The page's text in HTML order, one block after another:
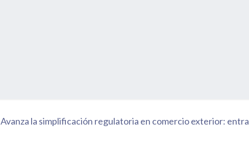
Avanza la simplificación regulatoria en comercio exterior: entra en operación la nueva